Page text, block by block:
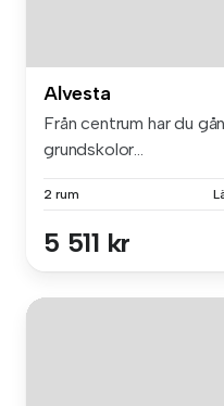
Alvesta
Från centrum har du
grundskolor...
2 rum
5 511 kr